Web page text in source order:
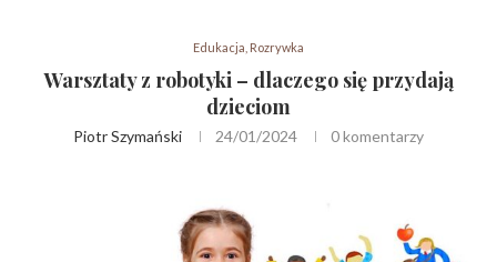
Edukacja, Rozrywka
Warsztaty z robotyki – dlaczego się przydają
dzieciom
Piotr Szymański 24/01/2024 0 komentarzy